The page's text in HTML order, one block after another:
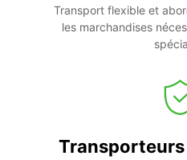
Transport flexible et
les marchandises